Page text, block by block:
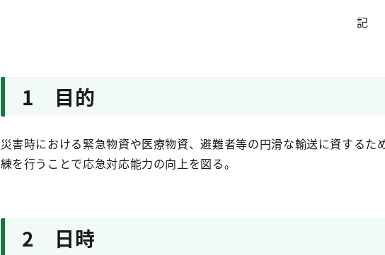
記
1 目的
災害時における緊急物資や医療物資、避難者等の円滑な輸送に資する
練を行うことで応急対応能力の向上を図る。
2 日時